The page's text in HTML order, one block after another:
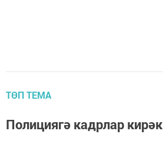
ТӨП ТЕМА
Полициягә кадрлар кирәк